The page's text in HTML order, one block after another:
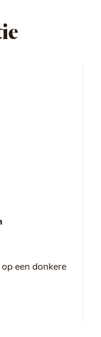
een donkere